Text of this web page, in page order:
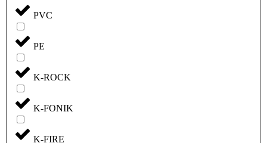
PVC
PE
K-ROCK
K-FONIK
K-FIRE